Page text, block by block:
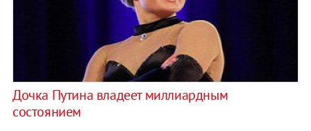
Дочка Путина владеет миллиардным
состоянием